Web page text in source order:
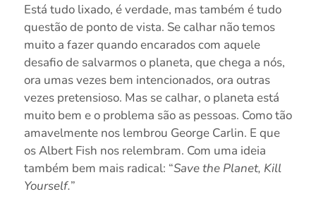
Está tudo lixado, é verdade, mas também é tudo
questão de ponto de vista. Se calhar não temos
muito a fazer quando encarados com aquele
desafio de salvarmos o planeta, que chega a nós,
ora umas vezes bem intencionados, ora outras
vezes pretensioso. Mas se calhar, o planeta está
muito bem e o problema são as pessoas. Como tão
amavelmente nos lembrou George Carlin. E que
os Albert Fish nos relembram. Com uma ideia
também bem mais radical: “Save the Planet, Kill
Yourself.”